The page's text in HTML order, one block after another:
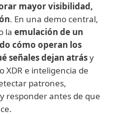
mayor visibilidad,
. En una demo central,
la emulación de un
cómo operan los
señales dejan atrásy
XDR e inteligencia de
patrones,
responder antes de que